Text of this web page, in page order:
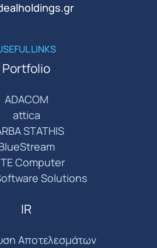
LINKS
Portfolio
ADACOM
attica
STATHIS
Computer
Solutions
IR
Αποτελεσμάτων